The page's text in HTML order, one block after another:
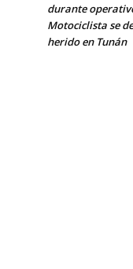
durante
Motociclista se
herido en Tunán